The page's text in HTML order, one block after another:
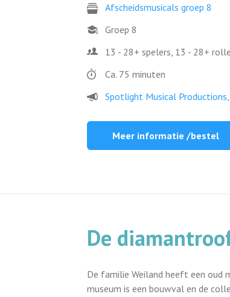
Afscheidsmusicals groep 8
Groep 8
13 - 28+ spelers, 13 - 28+
Ca. 75 minuten
Spotlight Musical
Meer informatie /bestel
De
De familie Weiland heeft een oud
museum is een bouwval en de